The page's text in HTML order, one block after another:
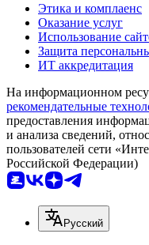
Этика и комплаенс
Оказание услуг
Использование
Защита
ИТ аккредитация
На информационном
рекомендательные
предоставления
и анализа сведений,
пользователей сети
Российской Федерации)
Русский